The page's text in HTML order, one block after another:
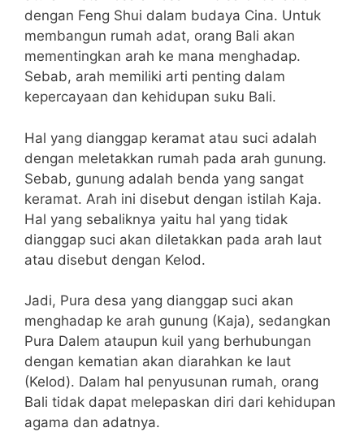
dengan Feng Shui dalam budaya Cina. Untuk
membangun rumah adat, orang Bali akan
mementingkan arah ke mana menghadap.
Sebab, arah memiliki arti penting dalam
kepercayaan dan kehidupan suku Bali.
Hal yang dianggap keramat atau suci adalah
dengan meletakkan rumah pada arah gunung.
Sebab, gunung adalah benda yang sangat
keramat. Arah ini disebut dengan istilah Kaja.
Hal yang sebaliknya yaitu hal yang tidak
dianggap suci akan diletakkan pada arah laut
atau disebut dengan Kelod.
Jadi, Pura desa yang dianggap suci akan
menghadap ke arah gunung (Kaja), sedangkan
Pura Dalem ataupun kuil yang berhubungan
dengan kematian akan diarahkan ke laut
(Kelod). Dalam hal penyusunan rumah, orang
Bali tidak dapat melepaskan diri dari kehidupan
agama dan adatnya.